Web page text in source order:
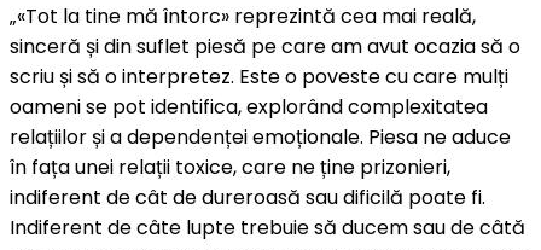
„«Tot la tine mă întorc» reprezintă cea mai reală,
sinceră și din suflet piesă pe care am avut ocazia să o
scriu și să o interpretez. Este o poveste cu care mulți
oameni se pot identifica, explorând complexitatea
relațiilor și a dependenței emoționale. Piesa ne aduce
în fața unei relații toxice, care ne ține prizonieri,
indiferent de cât de dureroasă sau dificilă poate fi.
Indiferent de câte lupte trebuie să ducem sau de câtă